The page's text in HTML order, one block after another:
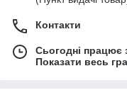
Контакти
Сьогодні працює
Показати весь